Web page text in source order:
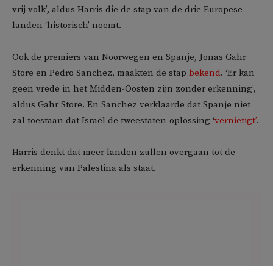
vrij volk’, aldus Harris die de stap van de drie Europese
landen ‘historisch’ noemt.
Ook de premiers van Noorwegen en Spanje, Jonas Gahr
Store en Pedro Sanchez, maakten de stap bekend. ‘Er kan
geen vrede in het Midden-Oosten zijn zonder erkenning’,
aldus Gahr Store. En Sanchez verklaarde dat Spanje niet
zal toestaan dat Israël de tweestaten-oplossing ‘vernietigt’.
Harris denkt dat meer landen zullen overgaan tot de
erkenning van Palestina als staat.